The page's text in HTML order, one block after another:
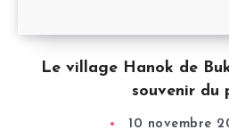
Le village Hanok de
souvenir du
10 novembre